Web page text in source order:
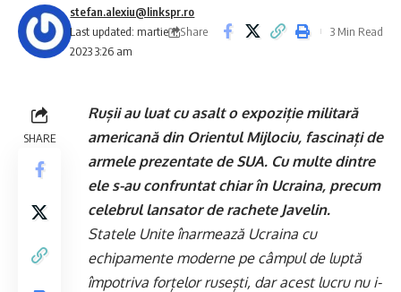
Last updated: martie 1,
2023 3:26 am
stefan.alexiu@linkspr.ro
Share
3 Min Read
SHARE
Rușii au luat cu asalt o expoziție militară
americană din Orientul Mijlociu, fascinați de
armele prezentate de SUA. Cu multe dintre
ele s-au confruntat chiar în Ucraina, precum
celebrul lansator de rachete Javelin.
Statele Unite înarmează Ucraina cu
echipamente moderne pe câmpul de luptă
împotriva forțelor rusești, dar acest lucru nu i-